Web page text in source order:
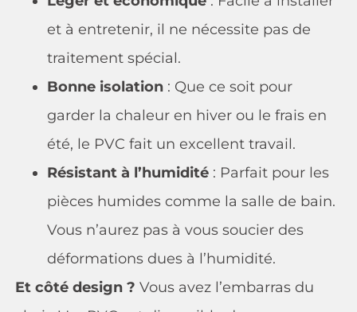
et à entretenir, il ne nécessite pas de
traitement spécial.
Bonne isolation: Que ce soit pour
garder la chaleur en hiver ou le frais en
été, le PVC fait un excellent travail.
Résistant à l’humidité: Parfait pour les
pièces humides comme la salle de bain.
Vous n’aurez pas à vous soucier des
déformations dues à l’humidité.
Et côté design ? Vous avez l’embarras du